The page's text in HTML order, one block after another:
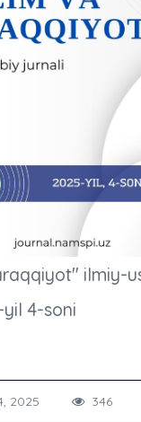
ilmiy-
4-soni
2025 346